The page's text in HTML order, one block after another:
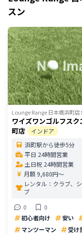
スン
Lounge Range 日本橋浜町店
ワイズワンゴルフス
町店
インドア
浜町駅から徒歩5分
平日 24時間営業
土日祝 24時間営業
月額 9,680円〜
レンタル： クラブ、
ブ
0
0
初心者向け
安い
マンツーマン
受け